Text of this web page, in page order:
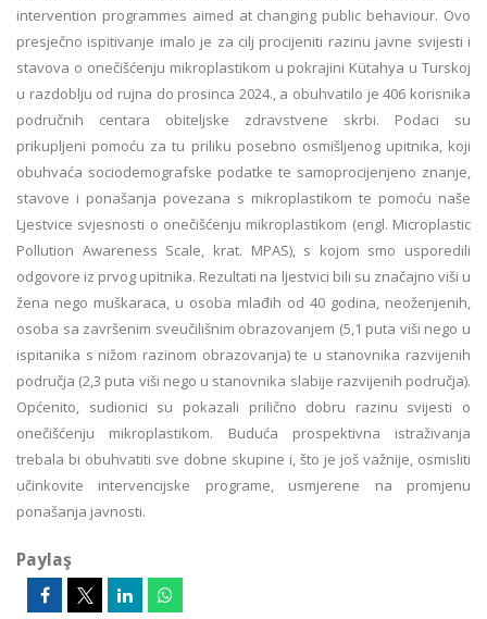
intervention programmes aimed at changing public behaviour. Ovo
presječno ispitivanje imalo je za cilj procijeniti razinu javne svijesti i
stavova o onečišćenju mikroplastikom u pokrajini Kütahya u Turskoj
u razdoblju od rujna do prosinca 2024., a obuhvatilo je 406 korisnika
područnih centara obiteljske zdravstvene skrbi. Podaci su
prikupljeni pomoću za tu priliku posebno osmišljenog upitnika, koji
obuhvaća sociodemografske podatke te samoprocijenjeno znanje,
stavove i ponašanja povezana s mikroplastikom te pomoću naše
Ljestvice svjesnosti o onečišćenju mikroplastikom (engl. Microplastic
Pollution Awareness Scale, krat. MPAS), s kojom smo usporedili
odgovore iz prvog upitnika. Rezultati na ljestvici bili su značajno viši u
žena nego muškaraca, u osoba mlađih od 40 godina, neoženjenih,
osoba sa završenim sveučilišnim obrazovanjem (5,1 puta viši nego u
ispitanika s nižom razinom obrazovanja) te u stanovnika razvijenih
područja (2,3 puta viši nego u stanovnika slabije razvijenih područja).
Općenito, sudionici su pokazali prilično dobru razinu svijesti o
onečišćenju mikroplastikom. Buduća prospektivna istraživanja
trebala bi obuhvatiti sve dobne skupine i, što je još važnije, osmisliti
učinkovite intervencijske programe, usmjerene na promjenu
ponašanja javnosti.
Paylaş